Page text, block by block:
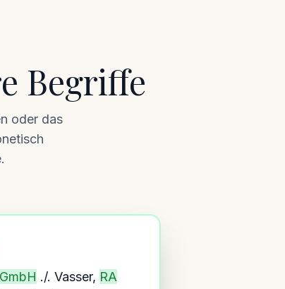
Begriffe
oder das
./. Vasser, RA